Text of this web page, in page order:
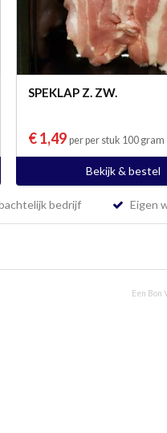
SPEKLAP Z. ZW.
€ 1,49 per per stuk 100 gram
Bekijk & bestel
bedrijf Eigen
Een